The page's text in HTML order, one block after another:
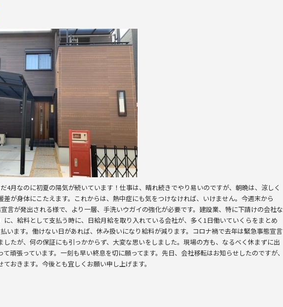
4月なのに初夏の陽気が続いています！仕事は、晴れ続きでやり易いのですが、朝晩は、涼しく
差が身体にこたえます。これからは、熱中症にも気をつけなければ、いけません。今週末から
言が発出される様で、より一層、手洗いウガイの強化が必要です。建設業、特に下請けの会社な
に、給料として支払う時に、日給月給を取り入れている会社が、多く1日働いていくらをまとめ
います。働けない日があれば、休み扱いになり給料が減ります。コロナ禍で去年は緊急事態宣言
したが、何の保証にも引っかからず、大変な思いをしました。現場の方も、なるべく休まずに出
頑張っています。一刻も早い終息を切に願ってます。先日、会社移転はお知らせしたのですが、
おきます。今後とも宜しくお願い申し上げます。